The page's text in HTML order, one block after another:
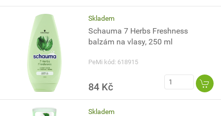
Skladem
Schauma 7 Herbs Freshness
balzám na vlasy, 250 ml
PeMi kód: 618915
84 Kč
Skladem